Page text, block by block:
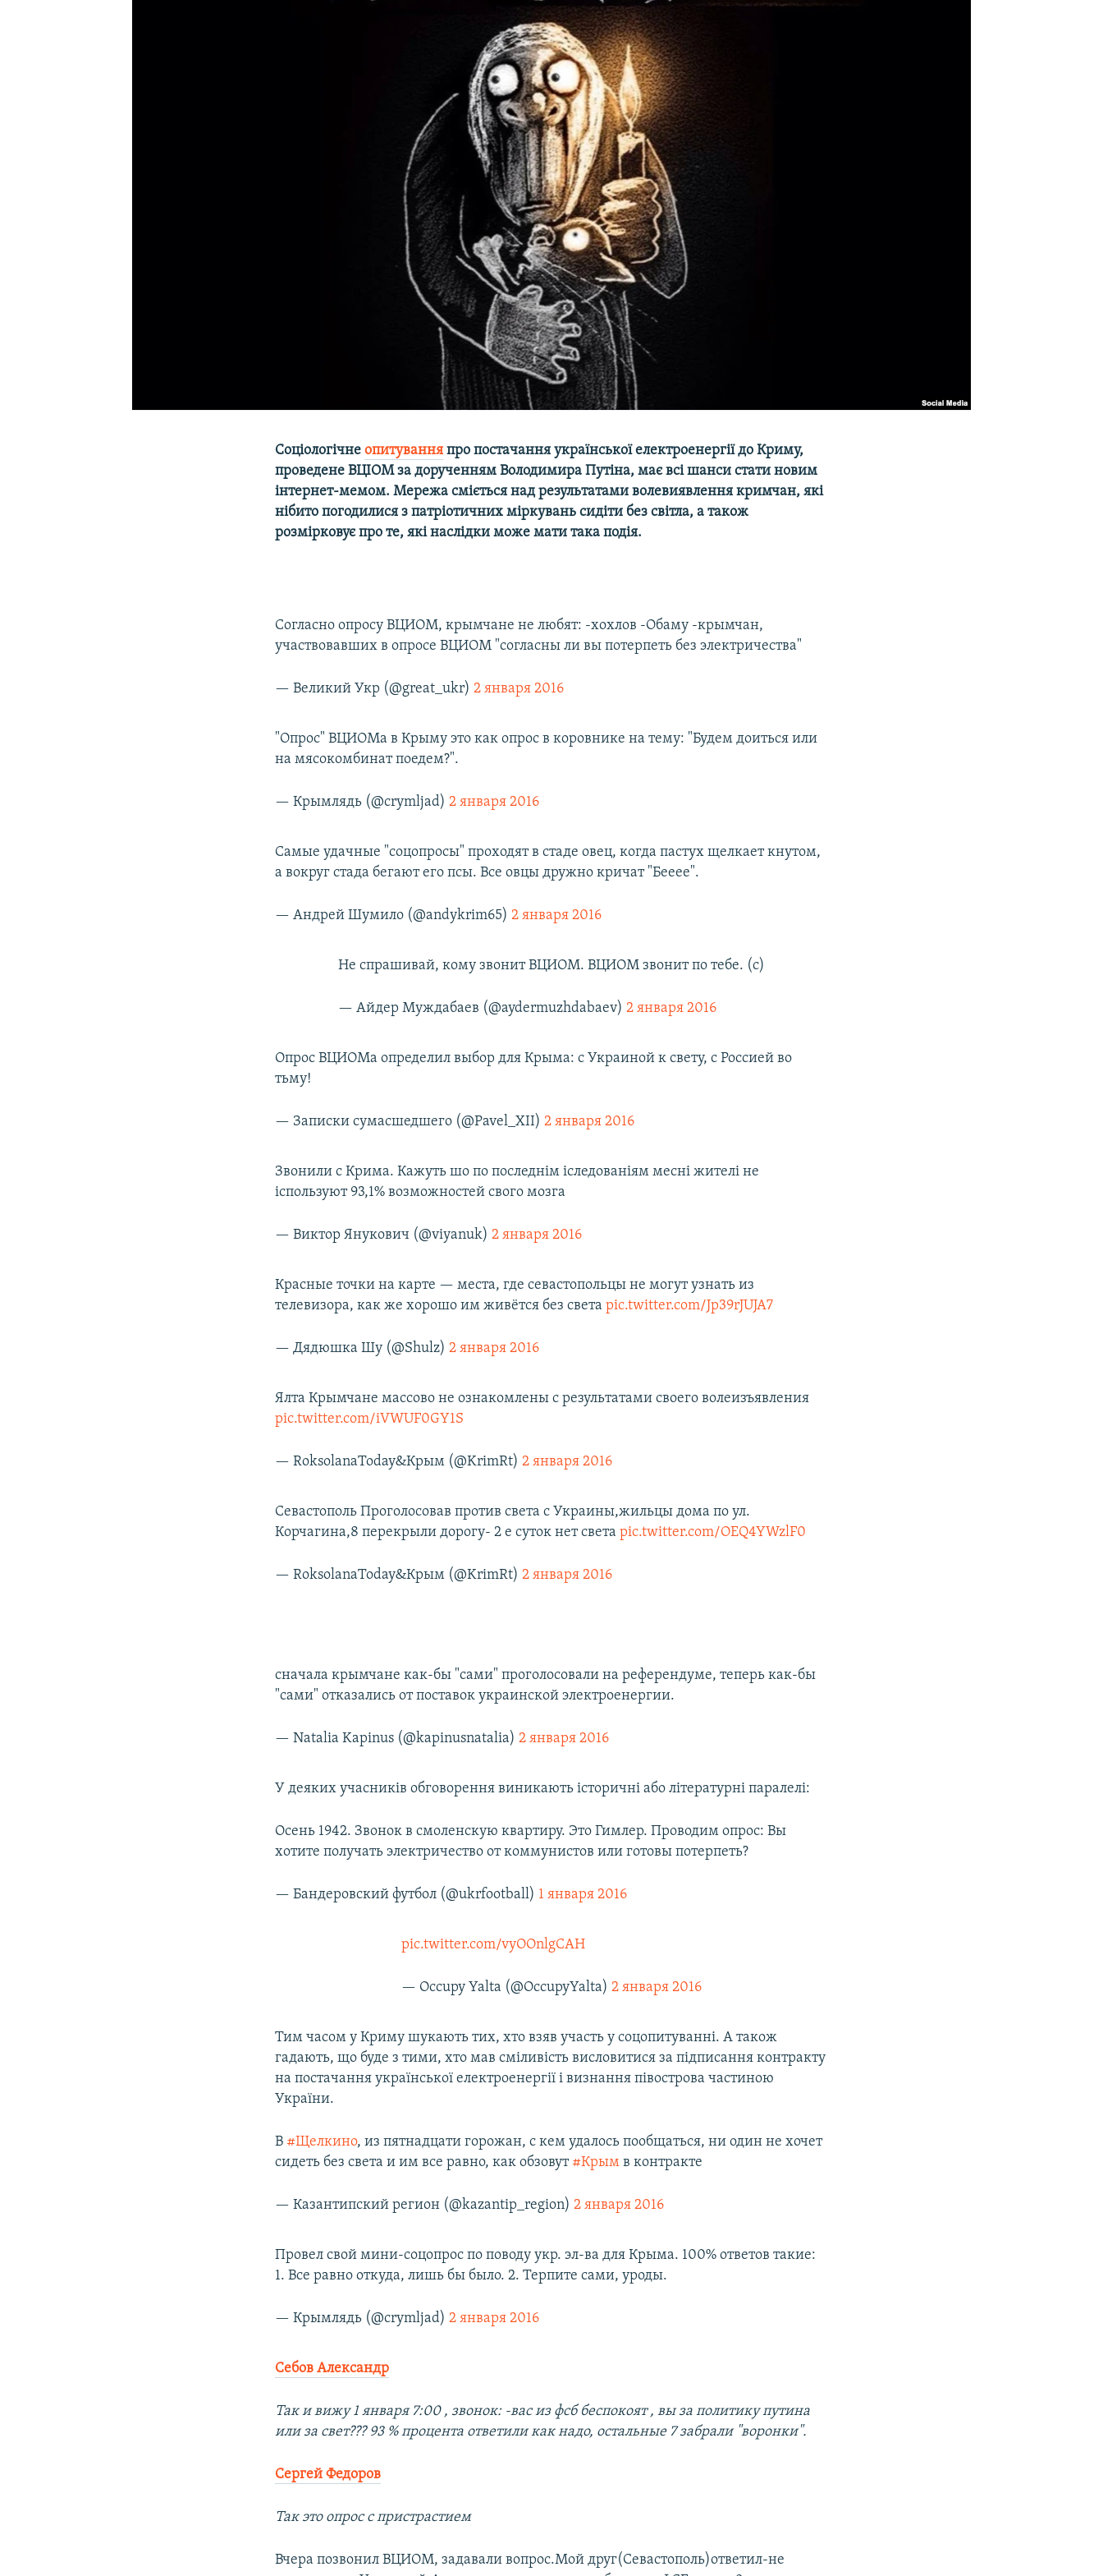
Соціологічнеопитування про постачання української електроенергії до Криму,
проведене ВЦІОМ за дорученням Володимира Путіна, має всі шанси стати новим
інтернет-мемом. Мережа сміється над результатами волевиявлення кримчан, які
нібито погодилися з патріотичних міркувань сидіти без світла, а також
розмірковує про те, які наслідки може мати така подія.
Согласно опросу ВЦИОМ, крымчане не любят: -хохлов -Обаму -крымчан,
участвовавших в опросе ВЦИОМ "согласны ли вы потерпеть без электричества"
— Великий Укр (@great_ukr)2 января 2016
"Опрос" ВЦИОМа в Крыму это как опрос в коровнике на тему: "Будем доиться или
на мясокомбинат поедем?".
— Крымлядь (@crymljad)2 января 2016
Самые удачные "соцопросы" проходят в стаде овец, когда пастух щелкает кнутом,
а вокруг стада бегают его псы. Все овцы дружно кричат "Бееее".
— Андрей Шумило (@andykrim65)2 января 2016
Не спрашивай, кому звонит ВЦИОМ. ВЦИОМ звонит по тебе. (с)
— Айдер Муждабаев (@aydermuzhdabaev) 2 января 2016
Опрос ВЦИОМа определил выбор для Крыма: с Украиной к свету, с Россией во
тьму!
— Записки сумасшедшего (@Pavel_XII)2 января 2016
Звонили с Крима. Кажуть шо по последнім іследованіям месні жителі не
іспользуют 93,1% возможностей свого мозга
— Виктор Янукович (@viyanuk)2 января 2016
Красные точки на карте — места, где севастопольцы не могут узнать из
телевизора, как же хорошо им живётся без светаpic.twitter.com/Jp39rJUJA7
— Дядюшка Шу (@Shulz)2 января 2016
Ялта Крымчане массово не ознакомлены с результатами своего волеизъявления
pic.twitter.com/iVWUF0GY1S
— RoksolanaToday&Крым (@KrimRt)2 января 2016
Севастополь Проголосовав против света с Украины,жильцы дома по ул.
Корчагина,8 перекрыли дорогу- 2 е суток нет светаpic.twitter.com/OEQ4YWzlF0
— RoksolanaToday&Крым (@KrimRt)2 января 2016
сначала крымчане как-бы "сами" проголосовали на референдуме, теперь как-бы
"сами" отказались от поставок украинской электроенергии.
— Natalia Kapinus (@kapinusnatalia)2 января 2016
У деяких учасників обговорення виникають історичні або літературні паралелі:
Осень 1942. Звонок в смоленскую квартиру. Это Гимлер. Проводим опрос: Вы
хотите получать электричество от коммунистов или готовы потерпеть?
— Бандеровский футбол (@ukrfootball) 1 января 2016
pic.twitter.com/vyOOnlgCAH
— Occupy Yalta (@OccupyYalta) 2 января 2016
Тим часом у Криму шукають тих, хто взяв участь у соцопитуванні. А також
гадають, що буде з тими, хто мав сміливість висловитися за підписання контракту
на постачання української електроенергії і визнання півострова частиною
України.
В #Щелкино, из пятнадцати горожан, с кем удалось пообщаться, ни один не хочет
сидеть без света и им все равно, как обзовут #Крым в контракте
— Казантипский регион (@kazantip_region)2 января 2016
Провел свой мини-соцопрос по поводу укр. эл-ва для Крыма. 100% ответов такие:
1. Все равно откуда, лишь бы было. 2. Терпите сами, уроды.
— Крымлядь (@crymljad)2 января 2016
Себов Александр
Так и вижу 1 января 7:00 , звонок: -вас из фсб беспокоят , вы за политику путина
или за свет??? 93 % процента ответили как надо, остальные 7 забрали "воронки".
Сергей Федоров
Так это опрос с пристрастием
Вчера позвонил ВЦИОМ, задавали вопрос.Мой друг(Севастополь)ответил-не